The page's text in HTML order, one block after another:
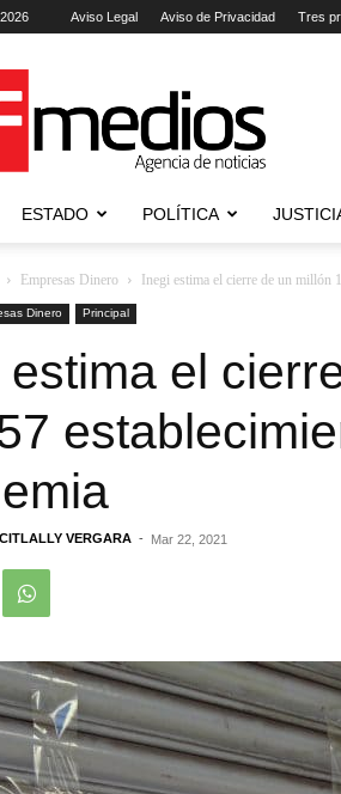
Aviso Legal Aviso de Privacidad Tres
Agencia
de
Noticias
ESTADO POLÍTICA
Empresas Dinero Inegi estima el cierre de un millón
Dinero Principal
estima el
VERGARA - Mar 22, 2021